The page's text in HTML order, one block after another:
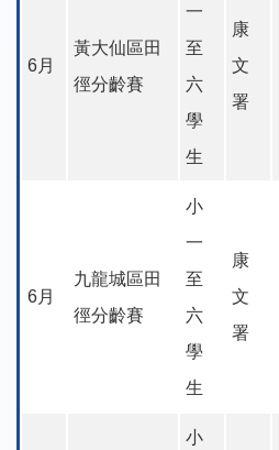
6月
黃大仙區田
徑分齡賽
一
至
六
學
生
康
文
署
6月
九龍城區田
徑分齡賽
小
一
至
六
學
生
康
文
署
小